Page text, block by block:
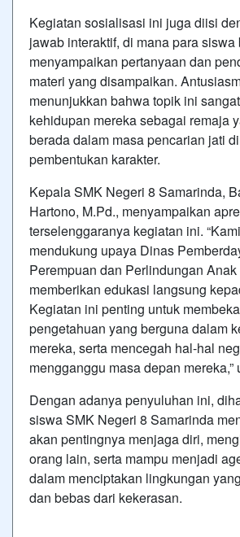
Kegiatan sosialisasi ini juga diisi
jawab interaktif, di mana para siswa
menyampaikan pertanyaan dan
materi yang disampaikan.
menunjukkan bahwa topik ini
kehidupan mereka sebagai remaja
berada dalam masa pencarian jati
pembentukan karakter.
Kepala SMK Negeri 8 Samarinda,
Hartono, M.Pd., menyampaikan
terselenggaranya kegiatan ini.
mendukung upaya Dinas
Perempuan dan Perlindungan
memberikan edukasi langsung
Kegiatan ini penting untuk
pengetahuan yang berguna dalam
mereka, serta mencegah hal-hal
mengganggu masa depan mereka,”
Dengan adanya penyuluhan ini,
siswa SMK Negeri 8 Samarinda
akan pentingnya menjaga diri,
orang lain, serta mampu menjadi
dalam menciptakan lingkungan
dan bebas dari kekerasan.